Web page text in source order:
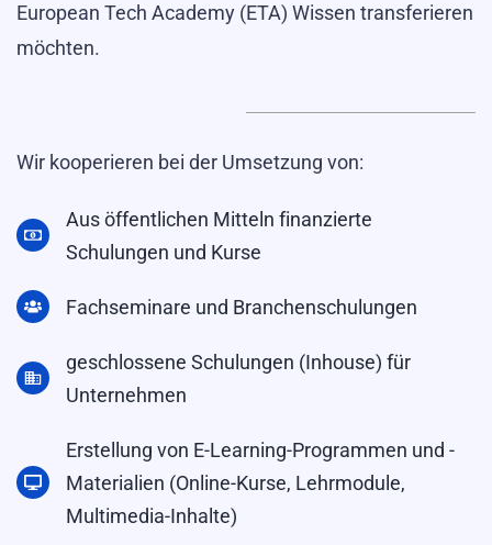
European Tech Academy (ETA) Wissen transferieren
möchten.
Wir kooperieren bei der Umsetzung von:
Aus öffentlichen Mitteln finanzierte
Schulungen und Kurse
Fachseminare und Branchenschulungen
geschlossene Schulungen (Inhouse) für
Unternehmen
Erstellung von E-Learning-Programmen und -
Materialien (Online-Kurse, Lehrmodule,
Multimedia-Inhalte)